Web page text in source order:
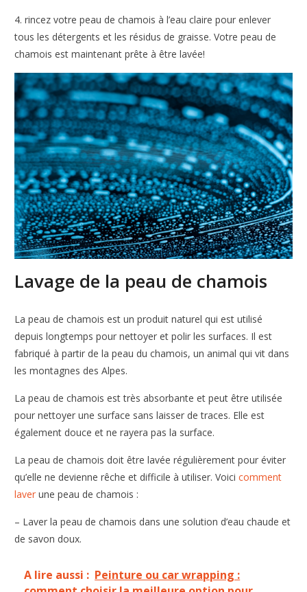
4. rincez votre peau de chamois à l’eau claire pour enlever
tous les détergents et les résidus de graisse. Votre peau de
chamois est maintenant prête à être lavée!
Lavage de la peau de chamois
La peau de chamois est un produit naturel qui est utilisé
depuis longtemps pour nettoyer et polir les surfaces. Il est
fabriqué à partir de la peau du chamois, un animal qui vit dans
les montagnes des Alpes.
La peau de chamois est très absorbante et peut être utilisée
pour nettoyer une surface sans laisser de traces. Elle est
également douce et ne rayera pas la surface.
La peau de chamois doit être lavée régulièrement pour éviter
qu’elle ne devienne rêche et difficile à utiliser. Voicicomment
laver une peau de chamois :
– Laver la peau de chamois dans une solution d’eau chaude et
de savon doux.
A lire aussi : Peinture ou car wrapping :